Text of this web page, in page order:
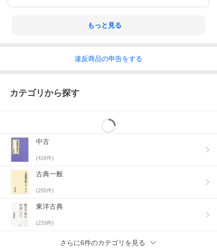
もっと見る
違反商品の申告をする
カテゴリから探す
中古
(416件)
古典一般
(255件)
東洋古典
(233件)
さらに6件のカテゴリを見る